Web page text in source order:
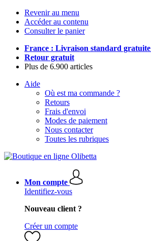
Revenir au menu
Accéder au contenu
Consulter le panier
France : Livraison standard gratuite
Retour gratuit
Plus de 6.900 articles
Aide
Où est ma commande ?
Retours
Frais d'envoi
Modes de paiement
Nous contacter
Toutes les rubriques
Mon compte
Identifiez-vous
Nouveau client ?
Créer un compte